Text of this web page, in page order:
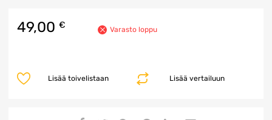
49,00 € Varasto loppu
Lisää vertailuun
Lisää toivelistaan